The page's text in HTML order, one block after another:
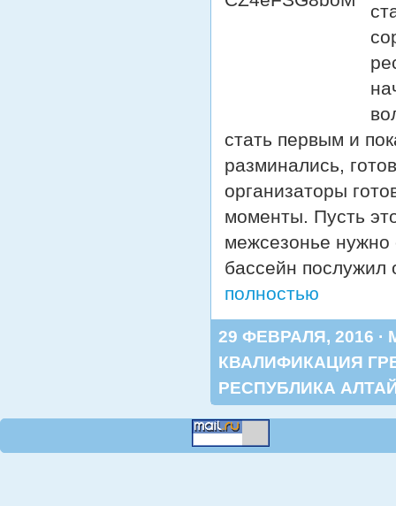
стать первым и
разминались,
организаторы
моменты. Пусть
межсезонье
бассейн
полностью
29 ФЕВРАЛЯ, 2016
КВАЛИФИКАЦИЯ
РЕСПУБЛИКА